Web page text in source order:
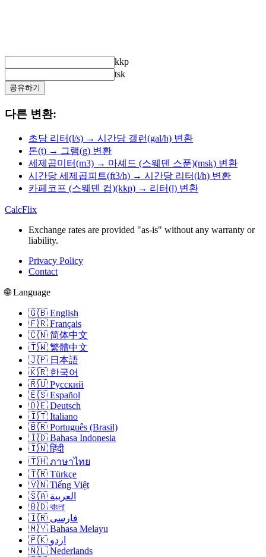
kkp
tsk
공유하기
다른 변환:
초당 리터(l/s) → 시간당 갤런(gal/h) 변환
톤(t) → 그램(g) 변환
세제곱미터(m3) → 마셰드 (스웨덴 스푼)(msk) 변환
시간당 세제곱피트(ft3/h) → 시간당 리터(l/h) 변환
카페코프 (스웨덴 컵)(kkp) → 리터(l) 변환
CalcFlix
Exchange rates are provided "as-is" without any warranty or
liability.
Privacy Policy
Contact
🌐 Language
🇬🇧 English
🇫🇷 Français
🇨🇳 简体中文
🇹🇼 繁體中文
🇯🇵 日本語
🇰🇷 한국어
🇷🇺 Русский
🇪🇸 Español
🇩🇪 Deutsch
🇮🇹 Italiano
🇧🇷 Português (Brasil)
🇮🇩 Bahasa Indonesia
🇮🇳 हिंदी
🇹🇭 ภาษาไทย
🇹🇷 Türkçe
🇻🇳 Tiếng Việt
🇸🇦 العربية
🇧🇩 বাংলা
🇮🇷 فارسی
🇲🇾 Bahasa Melayu
🇵🇰 اردو
🇳🇱 Nederlands